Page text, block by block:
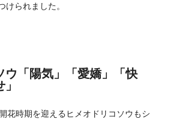
けられました。
ウ「陽気」「愛嬌」「快
花時期を迎えるヒメオドリコソウもシ